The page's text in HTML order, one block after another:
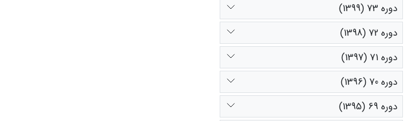
دوره 73 (1399)
دوره 72 (1398)
دوره 71 (1397)
دوره 70 (1396)
دوره 69 (1395)